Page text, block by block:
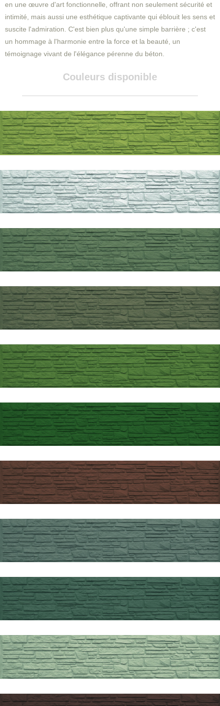
en une œuvre d'art fonctionnelle, offrant non seulement sécurité et
intimité, mais aussi une esthétique captivante qui éblouit les sens et
suscite l'admiration. C'est bien plus qu'une simple barrière ; c'est
un hommage à l'harmonie entre la force et la beauté, un
témoignage vivant de l'élégance pérenne du béton.
Couleurs disponible